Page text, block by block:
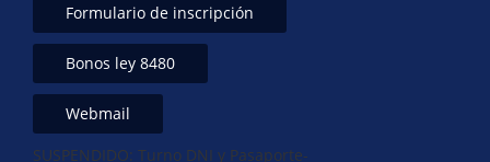
Formulario de inscripción
Bonos ley 8480
Webmail
SUSPENDIDO: Turno DNI y Pasaporte-